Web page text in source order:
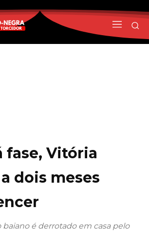
fase, Vitória
dois meses
é derrotado em casa pelo